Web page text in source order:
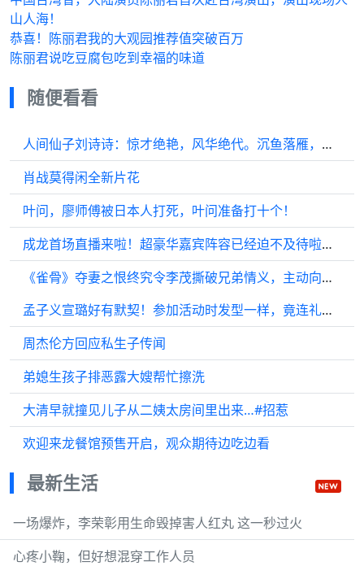
山人海！
恭喜！陈丽君我的大观园推荐值突破百万
陈丽君说吃豆腐包吃到幸福的味道
随便看看
人间仙子刘诗诗：惊才绝艳，风华绝代。沉鱼落雁，闭月羞花！
肖战莫得闲全新片花
叶问，廖师傅被日本人打死，叶问准备打十个！
成龙首场直播来啦！超豪华嘉宾阵容已经迫不及待啦！ 微博VC计划微博VC计划
《雀骨》夺妻之恨终究令李茂撕破兄弟情义，主动向萧无衣发难了
孟子义宣璐好有默契！参加活动时发型一样，竟连礼服都一样
周杰伦方回应私生子传闻
弟媳生孩子排恶露大嫂帮忙擦洗
大清早就撞见儿子从二姨太房间里出来…#招惹
欢迎来龙餐馆预售开启，观众期待边吃边看
最新生活
一场爆炸，李荣彰用生命毁掉害人红丸 这一秒过火
心疼小鞠，但好想混穿工作人员